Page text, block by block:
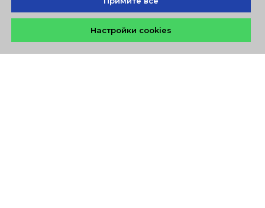
Настройки cookies